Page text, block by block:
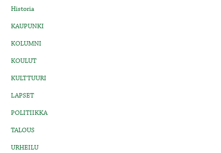
Historia
KAUPUNKI
KOLUMNI
KOULUT
KULTTUURI
LAPSET
POLITIIKKA
TALOUS
URHEILU